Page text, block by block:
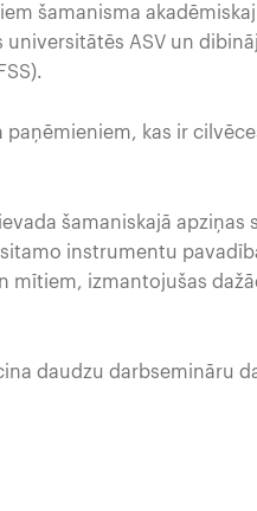
šamanisma
ASV un
kas ir
šamaniskajā apziņas
instrumentu
mītiem, izmantojušas
daudzu darbsemināru